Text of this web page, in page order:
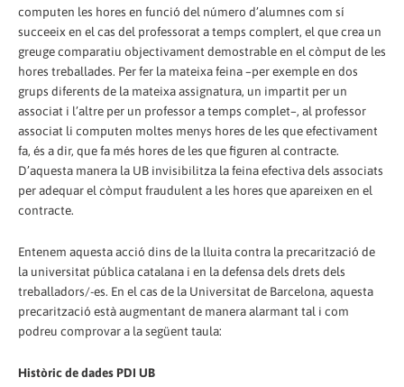
computen les hores en funció del número d’alumnes com sí
succeeix en el cas del professorat a temps complert, el que crea un
greuge comparatiu objectivament demostrable en el còmput de les
hores treballades. Per fer la mateixa feina –per exemple en dos
grups diferents de la mateixa assignatura, un impartit per un
associat i l’altre per un professor a temps complet–, al professor
associat li computen moltes menys hores de les que efectivament
fa, és a dir, que fa més hores de les que figuren al contracte.
D’aquesta manera la UB invisibilitza la feina efectiva dels associats
per adequar el còmput fraudulent a les hores que apareixen en el
contracte.
Entenem aquesta acció dins de la lluita contra la precarització de
la universitat pública catalana i en la defensa dels drets dels
treballadors/-es. En el cas de la Universitat de Barcelona, aquesta
precarització està augmentant de manera alarmant tal i com
podreu comprovar a la següent taula:
Històric de dades PDI UB